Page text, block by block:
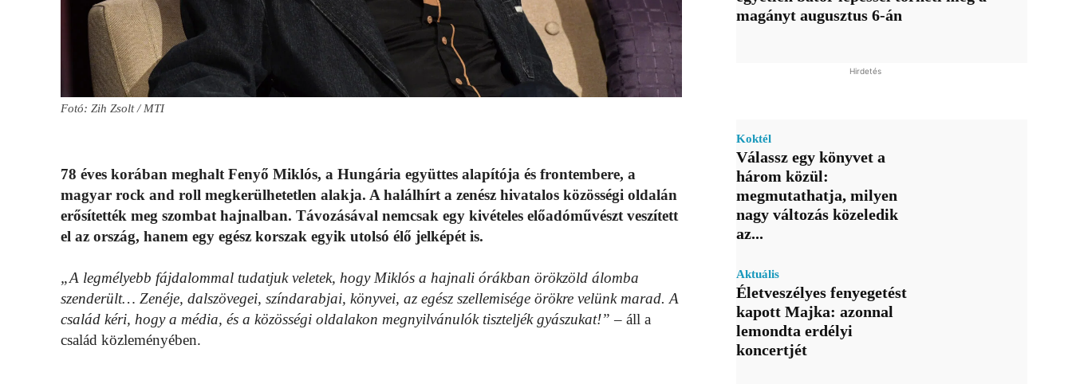
Fotó: Zih Zsolt / MTI
78 éves korában meghalt Fenyő Miklós, a Hungária együttes alapítója és frontembere, a
magyar rock and roll megkerülhetetlen alakja. A halálhírt a zenész hivatalos közösségi oldalán
erősítették meg szombat hajnalban. Távozásával nemcsak egy kivételes előadóművészt veszített
el az ország, hanem egy egész korszak egyik utolsó élő jelképét is.
„A legmélyebb fájdalommal tudatjuk veletek, hogy Miklós a hajnali órákban örökzöld álomba
szenderült… Zenéje, dalszövegei, színdarabjai, könyvei, az egész szellemisége örökre velünk marad. A
család kéri, hogy a média, és a közösségi oldalakon megnyilvánulók tiszteljék gyászukat!” – áll a
család közleményében.
magányt augusztus 6-án
Hirdetés
Koktél
Válassz egy könyvet a
három közül:
megmutathatja, milyen
nagy változás közeledik
az...
Aktuális
Életveszélyes fenyegetést
kapott Majka: azonnal
lemondta erdélyi
koncertjét